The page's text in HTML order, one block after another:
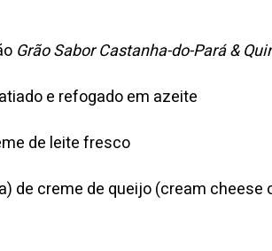
Grão Sabor Castanha-do-Pará &
e refogado em azeite
de leite fresco
de creme de queijo (cream cheese